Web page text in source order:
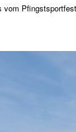
vom Pfingstsportfest